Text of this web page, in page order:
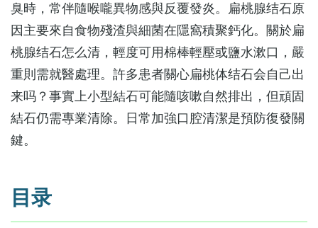
臭時，常伴隨喉嚨異物感與反覆發炎。扁桃腺结石原
因主要來自食物殘渣與細菌在隱窩積聚鈣化。關於扁
桃腺结石怎么清，輕度可用棉棒輕壓或鹽水漱口，嚴
重則需就醫處理。許多患者關心扁桃体结石会自己出
来吗？事實上小型結石可能隨咳嗽自然排出，但頑固
結石仍需專業清除。日常加強口腔清潔是預防復發關
鍵。
目录